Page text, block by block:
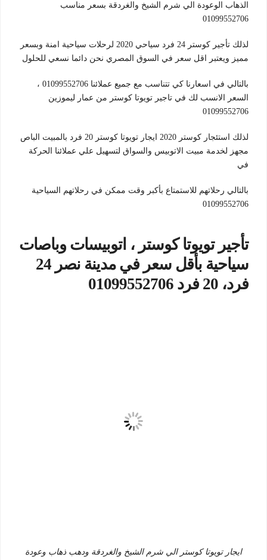
الذهاب الوعودة الي شرم الشيخ والغردقة بسعر مناسب
01099552706
لذلك تأجير كوستر 24 فرد سياحي 2020 لرحلات سياحية امنة وبسعر
مميز ويعتبر اقل سعر في السوق المصري نحن دائما نسعي للحلول
بالتالي في اسعارنا كي تتناسب مع جميع عملائنا 01099552706 ،
السعر الانسب لك في تاجير تويوتا كوستر من عمار ليموزين
01099552706
لذلك استئجار كوستر 2020 ايجار تويوتا كوستر 20 فرد بالمبيت الباص
مجهز لخدمة مبيت الاتوبيس والسواق لتسهيل علي عملائنا الحركة
في
بالتالي رحلاتهم للاستمتاع بأكبر وقت ممكن في رحلاتهم السياحية
01099552706
تأجير تويوتا كوستر ، اتوبيسات وباصات
سياحية بأقل سعر في مدينة نصر 24
فرد، 20 فرد 01099552706
ايجار تويوتا كوستر الي شرم الشيخ والغردقة ودهب ذهاب وعودة